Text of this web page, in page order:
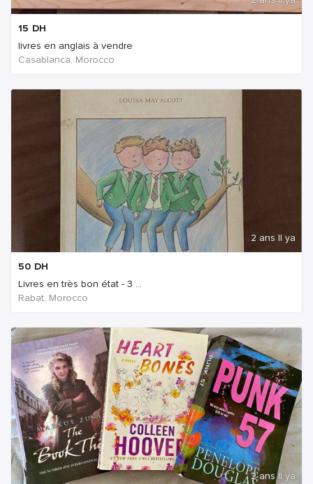
15 DH
livres en anglais à vendre
Casablanca, Morocco
2 ans Il ya
50 DH
Livres en très bon état - 3 ...
Rabat, Morocco
2 ans Il ya